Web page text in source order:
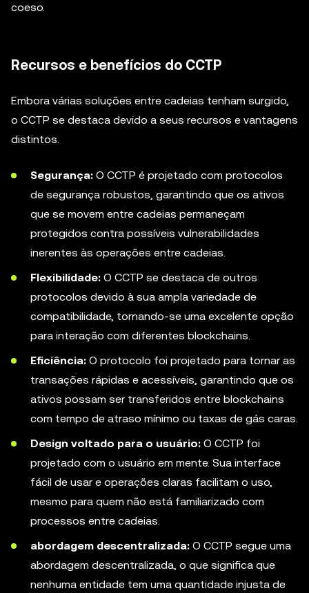
coeso.
Recursos e benefícios do CCTP
Embora várias soluções entre cadeias tenham surgido,
o CCTP se destaca devido a seus recursos e vantagens
distintos.
Segurança: O CCTP é projetado com protocolos
de segurança robustos, garantindo que os ativos
que se movem entre cadeias permaneçam
protegidos contra possíveis vulnerabilidades
inerentes às operações entre cadeias.
Flexibilidade: O CCTP se destaca de outros
protocolos devido à sua ampla variedade de
compatibilidade, tornando-se uma excelente opção
para interação com diferentes blockchains.
Eficiência: O protocolo foi projetado para tornar as
transações rápidas e acessíveis, garantindo que os
ativos possam ser transferidos entre blockchains
com tempo de atraso mínimo ou taxas de gás caras.
Design voltado para o usuário: O CCTP foi
projetado com o usuário em mente. Sua interface
fácil de usar e operações claras facilitam o uso,
mesmo para quem não está familiarizado com
processos entre cadeias.
abordagem descentralizada: O CCTP segue uma
abordagem descentralizada, o que significa que
nenhuma entidade tem uma quantidade injusta de